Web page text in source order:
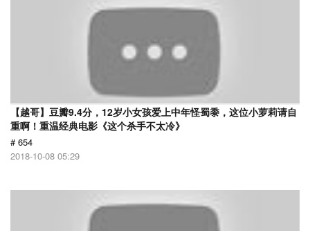
【越哥】豆瓣9.4分，12岁小女孩爱上中年怪蜀黍，这位小萝莉请自
重啊！重温经典电影《这个杀手不太冷》
# 654
2018-10-08 05:29